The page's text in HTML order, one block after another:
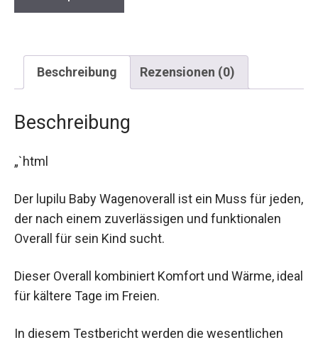
Beschreibung Rezensionen (0)
Beschreibung
„`html
Der lupilu Baby Wagenoverall ist ein Muss für jeden,
der nach einem zuverlässigen und funktionalen
Overall für sein Kind sucht.
Dieser Overall kombiniert Komfort und Wärme, ideal
für kältere Tage im Freien.
In diesem Testbericht werden die wesentlichen